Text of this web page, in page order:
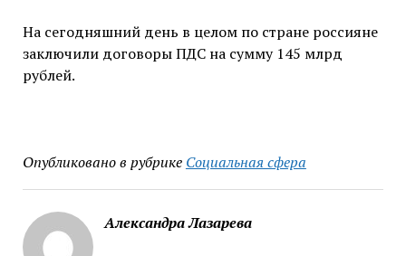
На сегодняшний день в целом по стране россияне
заключили договоры ПДС на сумму 145 млрд
рублей.
Опубликовано в рубрике Социальная сфера
Александра Лазарева